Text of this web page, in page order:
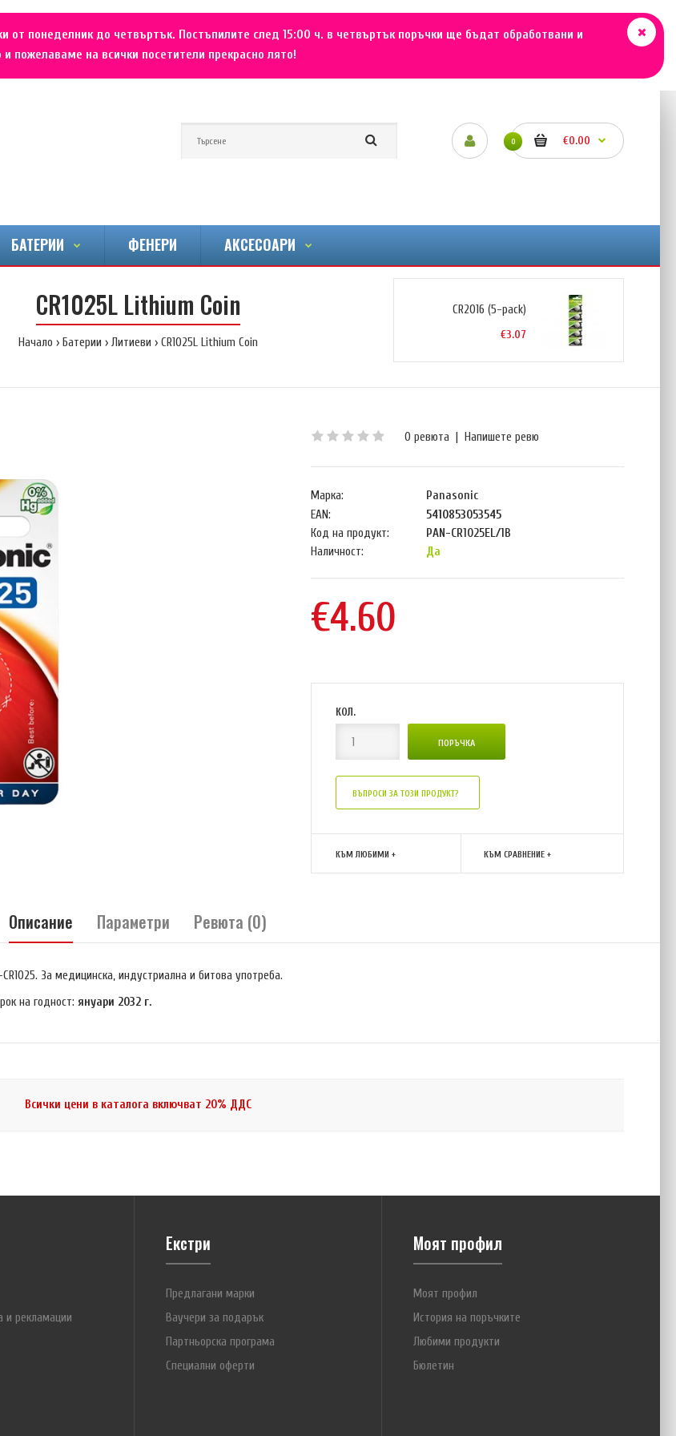
от понеделник до четвъртък. Постъпилите след 15:00 ч. в четвъртък поръчки ще бъдат обработвани и
пожелаваме на всички посетители прекрасно лято!
0 €0.00
БАТЕРИИ ФЕНЕРИ АКСЕСОАРИ
CR1025L Lithium Coin
Начало Батерии Литиеви CR1025L Lithium Coin
CR2016 (5-pack)
€3.07
0 ревюта Напишете ревю
Марка:
Panasonic
EAN:
5410853053545
Код на продукт:
PAN-CR1025EL/1B
Наличност:
Да
€4.60
КОЛ.
ВЪПРОСИ ЗА ТОЗИ ПРОДУКТ?
КЪМ ЛЮБИМИ + КЪМ СРАВНЕНИЕ +
Описание Параметри Ревюта (0)
За медицинска, индустриална и битова употреба.
на годност: януари 2032 г.
Всички цени в каталога включват 20% ДДС
и рекламации
Екстри
Предлагани марки
Ваучери за подарък
Партньорска програма
Специални оферти
Моят профил
Моят профил
История на поръчките
Любими продукти
Бюлетин